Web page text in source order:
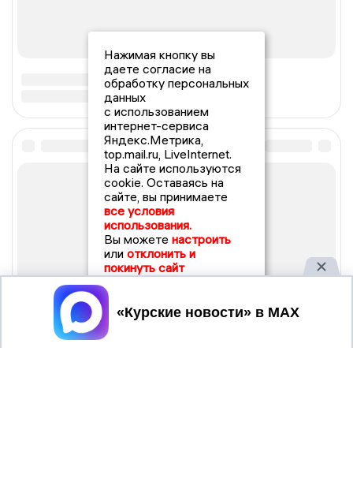
Нажимая кнопку вы
даете согласие на
обработку персональных
данных
с использованием
интернет-сервиса
Яндекс.Метрика,
top.mail.ru, LiveInternet.
На сайте используются
cookie. Оставаясь на
сайте, вы принимаете
все условия
использования.
Вы можете настроить
или отклонить и
покинуть сайт
Принять